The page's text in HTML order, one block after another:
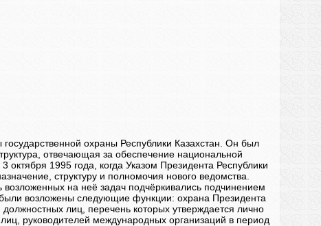
охраны Республики Казахстан. Он был
отвечающая за обеспечение национальной
октября 1995 года, когда Указом Президента Республики
структуру и полномочия нового ведомства.
на неё задач подчёркивались подчинением
возложены следующие функции: охрана Президента
лиц, перечень которых утверждается лично
руководителей международных организаций в период